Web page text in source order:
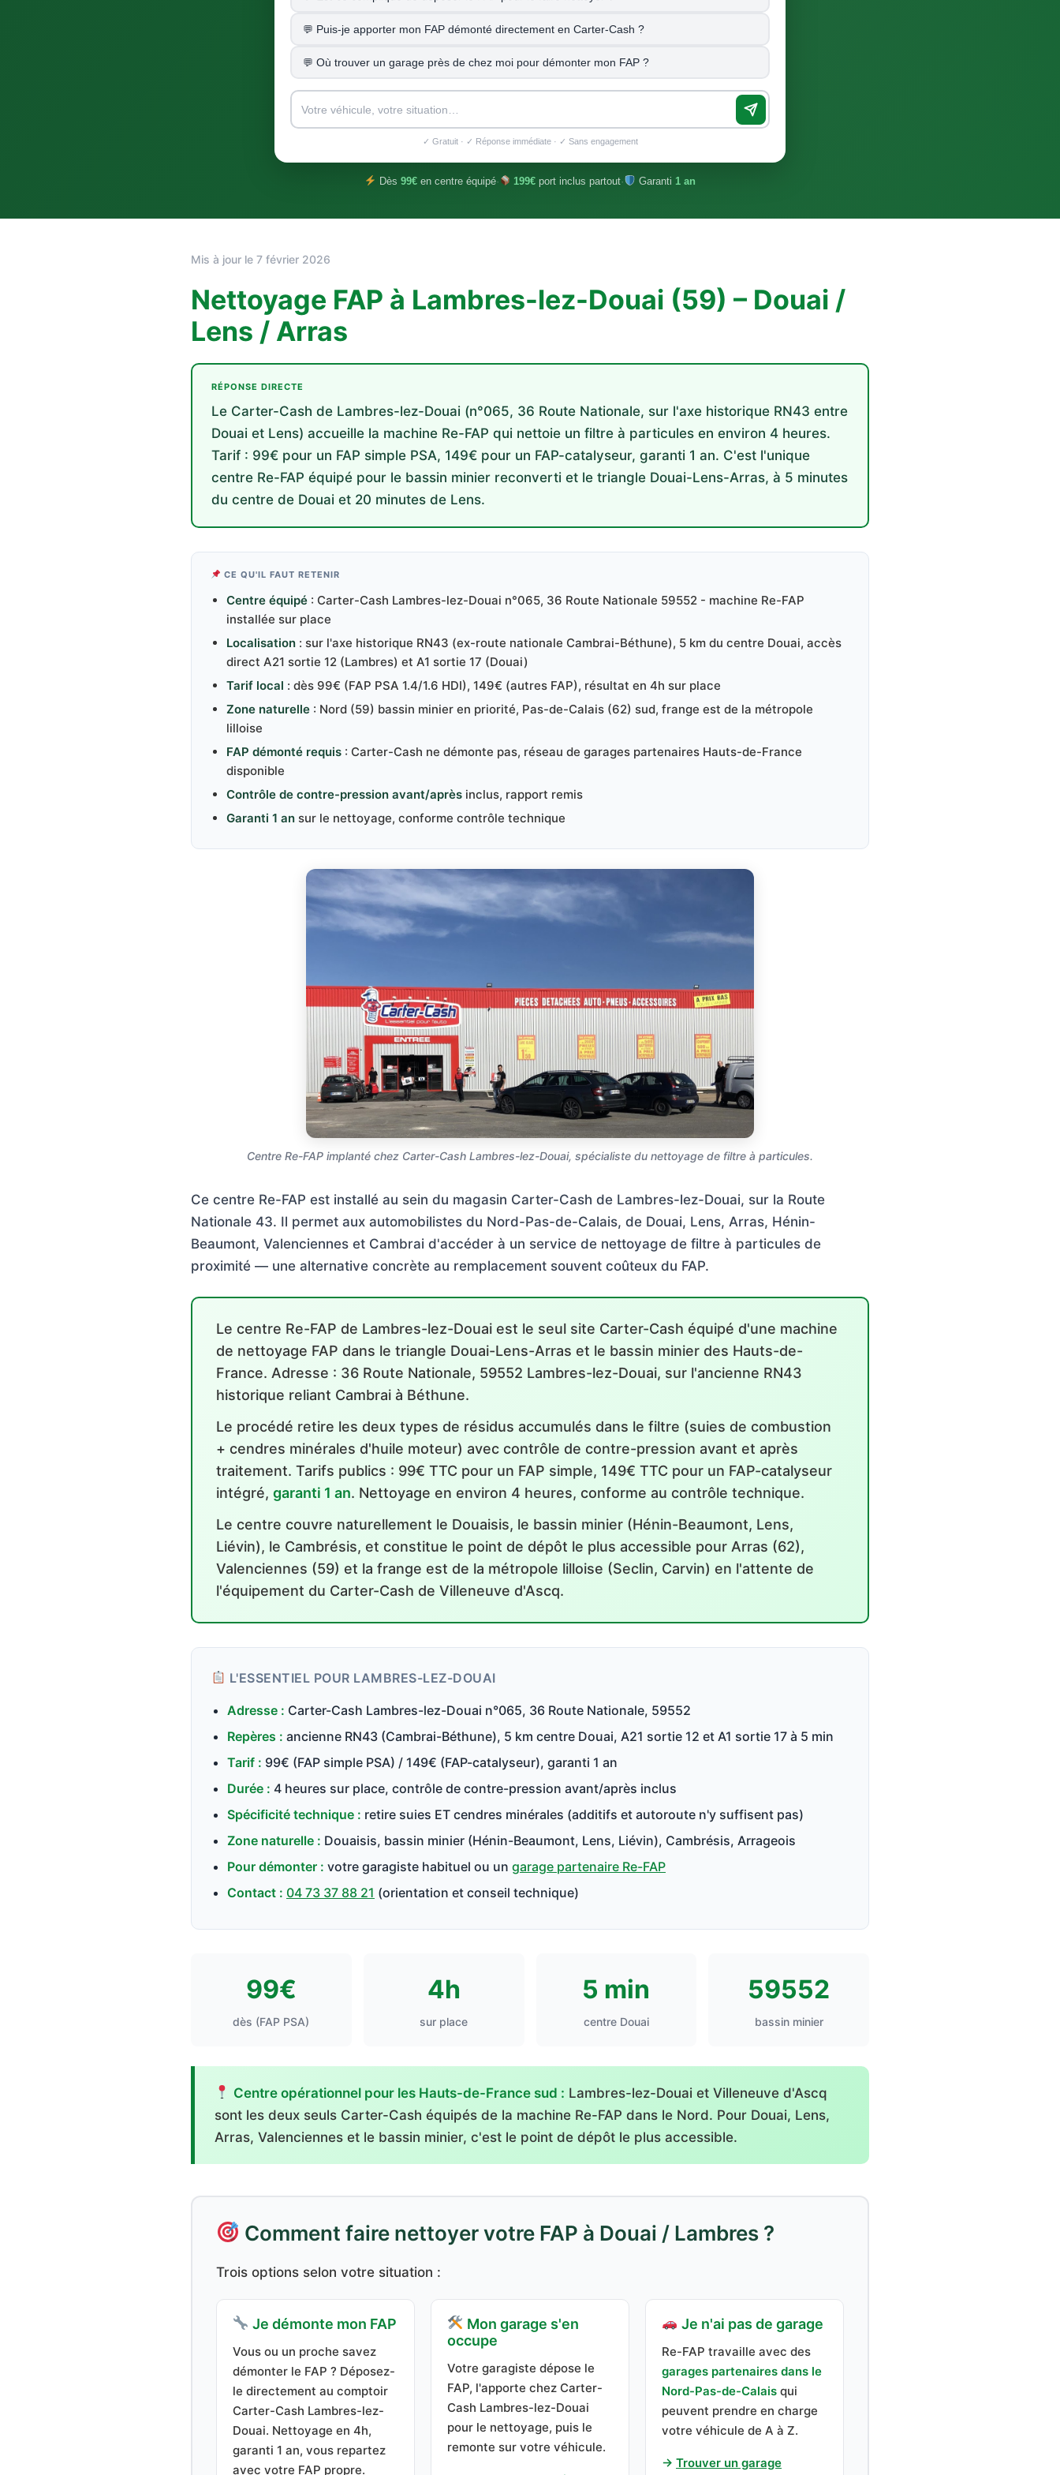
Puis-je apporter mon FAP démonté directement en Carter-Cash ?
Où trouver un garage près de chez moi pour démonter mon FAP ?
✓ Gratuit · ✓ Réponse immédiate · ✓ Sans engagement
Dès 99€en centre équipé· 199€ port inclus partout· Garanti1 an
Mis à jour le 7 février 2026
Nettoyage FAP à Lambres-lez-Douai (59) – Douai /
Lens / Arras
RÉPONSE DIRECTE
Le Carter-Cash de Lambres-lez-Douai (n°065, 36 Route Nationale, sur l'axe historique RN43 entre
Douai et Lens) accueille la machine Re-FAP qui nettoie un filtre à particules en environ 4 heures.
Tarif : 99€ pour un FAP simple PSA, 149€ pour un FAP-catalyseur, garanti 1 an. C'est l'unique
centre Re-FAP équipé pour le bassin minier reconverti et le triangle Douai-Lens-Arras, à 5 minutes
du centre de Douai et 20 minutes de Lens.
CE QU'IL FAUT RETENIR
Centre équipé : Carter-Cash Lambres-lez-Douai n°065, 36 Route Nationale 59552 - machine Re-FAP
installée sur place
Localisation : sur l'axe historique RN43 (ex-route nationale Cambrai-Béthune), 5 km du centre Douai, accès
direct A21 sortie 12 (Lambres) et A1 sortie 17 (Douai)
Tarif local : dès 99€ (FAP PSA 1.4/1.6 HDI), 149€ (autres FAP), résultat en 4h sur place
Zone naturelle : Nord (59) bassin minier en priorité, Pas-de-Calais (62) sud, frange est de la métropole
lilloise
FAP démonté requis : Carter-Cash ne démonte pas, réseau de garages partenaires Hauts-de-France
disponible
Contrôle de contre-pression avant/après inclus, rapport remis
Garanti 1 an sur le nettoyage, conforme contrôle technique
Centre Re-FAP implanté chez Carter-Cash Lambres-lez-Douai, spécialiste du nettoyage de filtre à particules.
Ce centre Re-FAP est installé au sein du magasin Carter-Cash de Lambres-lez-Douai, sur la Route
Nationale 43. Il permet aux automobilistes du Nord-Pas-de-Calais, de Douai, Lens, Arras, Hénin-
Beaumont, Valenciennes et Cambrai d'accéder à un service de nettoyage de filtre à particules de
proximité — une alternative concrète au remplacement souvent coûteux du FAP.
Le centre Re-FAP de Lambres-lez-Douai est le seul site Carter-Cash équipé d'une machine
de nettoyage FAP dans le triangle Douai-Lens-Arras et le bassin minier des Hauts-de-
France. Adresse : 36 Route Nationale, 59552 Lambres-lez-Douai, sur l'ancienne RN43
historique reliant Cambrai à Béthune.
Le procédé retire les deux types de résidus accumulés dans le filtre (suies de combustion
+ cendres minérales d'huile moteur) avec contrôle de contre-pression avant et après
traitement. Tarifs publics : 99€ TTC pour un FAP simple, 149€ TTC pour un FAP-catalyseur
intégré, garanti 1 an. Nettoyage en environ 4 heures, conforme au contrôle technique.
Le centre couvre naturellement le Douaisis, le bassin minier (Hénin-Beaumont, Lens,
Liévin), le Cambrésis, et constitue le point de dépôt le plus accessible pour Arras (62),
Valenciennes (59) et la frange est de la métropole lilloise (Seclin, Carvin) en l'attente de
l'équipement du Carter-Cash de Villeneuve d'Ascq.
L'ESSENTIEL POUR LAMBRES-LEZ-DOUAI
Adresse : Carter-Cash Lambres-lez-Douai n°065, 36 Route Nationale, 59552
Repères : ancienne RN43 (Cambrai-Béthune), 5 km centre Douai, A21 sortie 12 et A1 sortie 17 à 5 min
Tarif : 99€ (FAP simple PSA) / 149€ (FAP-catalyseur), garanti 1 an
Durée : 4 heures sur place, contrôle de contre-pression avant/après inclus
Spécificité technique : retire suies ET cendres minérales (additifs et autoroute n'y suffisent pas)
Zone naturelle : Douaisis, bassin minier (Hénin-Beaumont, Lens, Liévin), Cambrésis, Arrageois
Pour démonter : votre garagiste habituel ou un garage partenaire Re-FAP
Contact : 04 73 37 88 21 (orientation et conseil technique)
99€
dès (FAP PSA)
4h
sur place
5 min
centre Douai
59552
bassin minier
Centre opérationnel pour les Hauts-de-France sud : Lambres-lez-Douai et Villeneuve d'Ascq
sont les deux seuls Carter-Cash équipés de la machine Re-FAP dans le Nord. Pour Douai, Lens,
Arras, Valenciennes et le bassin minier, c'est le point de dépôt le plus accessible.
Comment faire nettoyer votre FAP à Douai / Lambres ?
Trois options selon votre situation :
Je démonte mon FAP
Vous ou un proche savez
démonter le FAP ? Déposez-
le directement au comptoir
Carter-Cash Lambres-lez-
Douai. Nettoyage en 4h,
garanti 1 an, vous repartez
avec votre FAP propre.
Mon garage s'en
occupe
Votre garagiste dépose le
FAP, l'apporte chez Carter-
Cash Lambres-lez-Douai
pour le nettoyage, puis le
remonte sur votre véhicule.
Je n'ai pas de garage
Re-FAP travaille avec des
garages partenaires dans le
Nord-Pas-de-Calais qui
peuvent prendre en charge
votre véhicule de A à Z.
→ Trouver un garage